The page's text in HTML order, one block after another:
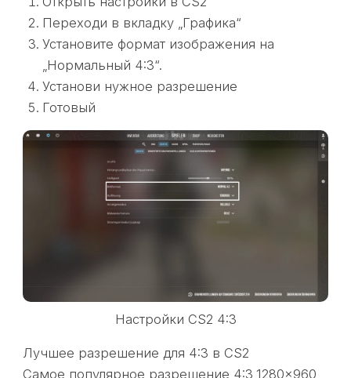
Переходи в вкладку „Графика“
Установите формат изображения на
„Нормальный 4:3“.
Установи нужное разрешение
Готовый
Настройки CS2 4:3
Лучшее разрешение для 4:3 в CS2
Самое популярное разрешение 4:3 1280×960